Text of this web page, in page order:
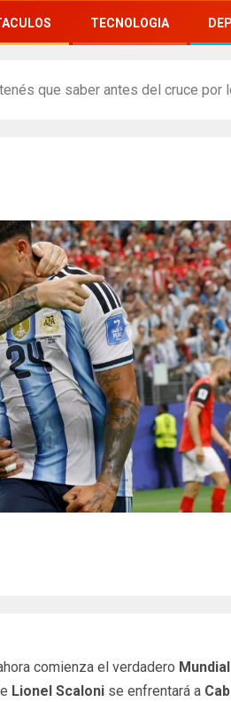
TECNOLOGIA
que saber antes del cruce por
comienza el verdadero Mundial
Lionel Scaloni se enfrentará a